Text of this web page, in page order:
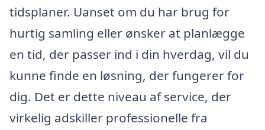
tidsplaner. Uanset om du har brug for
hurtig samling eller ønsker at planlægge
en tid, der passer ind i din hverdag, vil du
kunne finde en løsning, der fungerer for
dig. Det er dette niveau af service, der
virkelig adskiller professionelle fra